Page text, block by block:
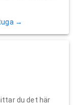
→
du det här